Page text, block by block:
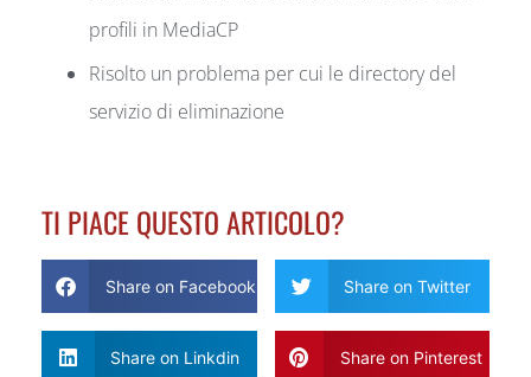
profili in MediaCP
Risolto un problema per cui le directory del
servizio di eliminazione
TI PIACE QUESTO ARTICOLO?
Share on Facebook Share on Twitter
Share on Linkdin Share on Pinterest